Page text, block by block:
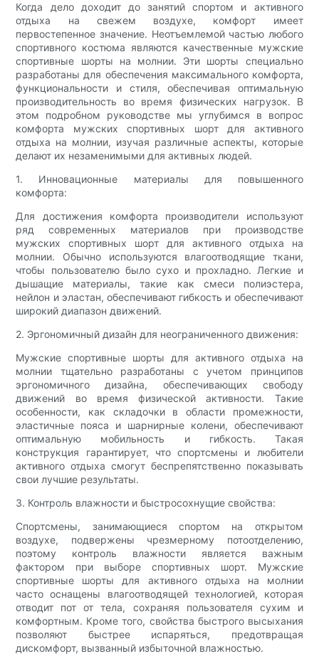
Когда дело доходит до занятий спортом и активного
отдыха на свежем воздухе, комфорт имеет
первостепенное значение. Неотъемлемой частью любого
спортивного костюма являются качественные мужские
спортивные шорты на молнии. Эти шорты специально
разработаны для обеспечения максимального комфорта,
функциональности и стиля, обеспечивая оптимальную
производительность во время физических нагрузок. В
этом подробном руководстве мы углубимся в вопрос
комфорта мужских спортивных шорт для активного
отдыха на молнии, изучая различные аспекты, которые
делают их незаменимыми для активных людей.
1. Инновационные материалы для повышенного
комфорта:
Для достижения комфорта производители используют
ряд современных материалов при производстве
мужских спортивных шорт для активного отдыха на
молнии. Обычно используются влагоотводящие ткани,
чтобы пользователю было сухо и прохладно. Легкие и
дышащие материалы, такие как смеси полиэстера,
нейлон и эластан, обеспечивают гибкость и обеспечивают
широкий диапазон движений.
2. Эргономичный дизайн для неограниченного движения:
Мужские спортивные шорты для активного отдыха на
молнии тщательно разработаны с учетом принципов
эргономичного дизайна, обеспечивающих свободу
движений во время физической активности. Такие
особенности, как складочки в области промежности,
эластичные пояса и шарнирные колени, обеспечивают
оптимальную мобильность и гибкость. Такая
конструкция гарантирует, что спортсмены и любители
активного отдыха смогут беспрепятственно показывать
свои лучшие результаты.
3. Контроль влажности и быстросохнущие свойства:
Спортсмены, занимающиеся спортом на открытом
воздухе, подвержены чрезмерному потоотделению,
поэтому контроль влажности является важным
фактором при выборе спортивных шорт. Мужские
спортивные шорты для активного отдыха на молнии
часто оснащены влагоотводящей технологией, которая
отводит пот от тела, сохраняя пользователя сухим и
комфортным. Кроме того, свойства быстрого высыхания
позволяют быстрее испаряться, предотвращая
дискомфорт, вызванный избыточной влажностью.